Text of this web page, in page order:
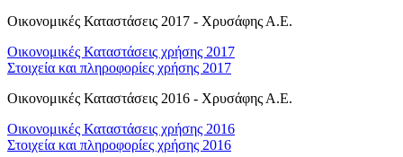
Οικονομικές Καταστάσεις 2017 - Χρυσάφης Α.Ε.
Οικονομικές Καταστάσεις χρήσης 2017
Στοιχεία και πληροφορίες χρήσης 2017
Οικονομικές Καταστάσεις 2016 - Χρυσάφης Α.Ε.
Οικονομικές Καταστάσεις χρήσης 2016
Στοιχεία και πληροφορίες χρήσης 2016